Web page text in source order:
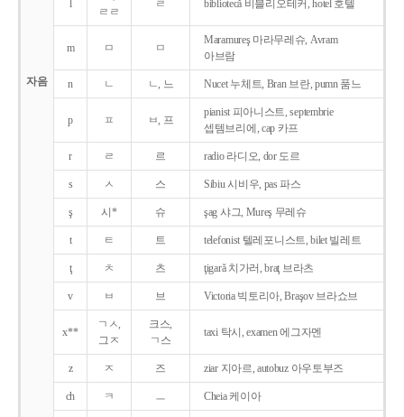
자음
l
ㄹㄹ
ㄹ bibliotecǎ 비블리오테커, hotel 호텔
m ㅁ ㅁ
Maramureş 마라무레슈, Avram
아브람
n ㄴ ㄴ, 느 Nucet 누체트, Bran 브란, pumn 품느
p ㅍ ㅂ, 프
pianist 피아니스트, septembrie
셉템브리에, cap 카프
r ㄹ 르 radio 라디오, dor 도르
s ㅅ 스 Sibiu 시비우, pas 파스
ş 시* 슈 şag 샤그, Mureş 무레슈
t ㅌ 트 telefonist 텔레포니스트, bilet 빌레트
ţ ㅊ 츠 ţigarǎ 치가러, braţ 브라츠
v ㅂ 브 Victoria 빅토리아, Braşov 브라쇼브
x**
ㄱㅅ,
그ㅈ
크스,
ㄱ스
taxi 탁시, examen 에그자멘
z ㅈ 즈 ziar 지아르, autobuz 아우토부즈
ch ㅋ ㅡ Cheia 케이아